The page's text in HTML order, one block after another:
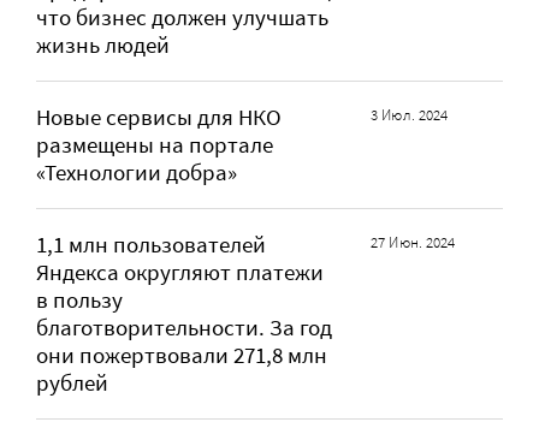
что бизнес должен улучшать
жизнь людей
Новые сервисы для НКО
размещены на портале
«Технологии добра»
3 Июл. 2024
1,1 млн пользователей
Яндекса округляют платежи
в пользу
благотворительности. За год
они пожертвовали 271,8 млн
рублей
27 Июн. 2024